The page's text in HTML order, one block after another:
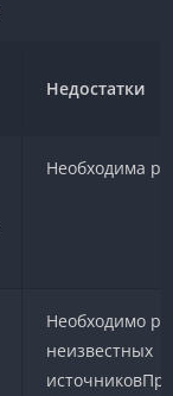
Недостатки
Необходима
Необходимо
неизвестных
источников